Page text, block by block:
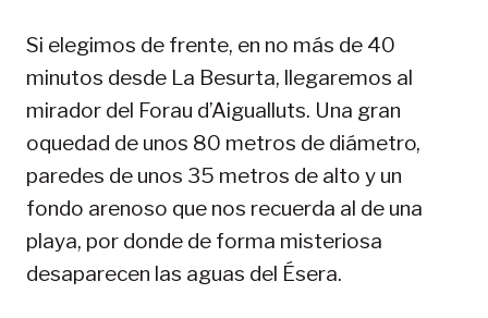
Si elegimos de frente, en no más de 40
minutos desde La Besurta, llegaremos al
mirador del Forau d’Aigualluts. Una gran
oquedad de unos 80 metros de diámetro,
paredes de unos 35 metros de alto y un
fondo arenoso que nos recuerda al de una
playa, por donde de forma misteriosa
desaparecen las aguas del Ésera.